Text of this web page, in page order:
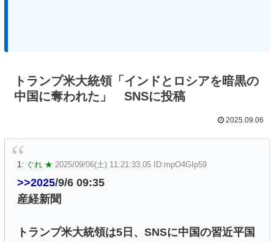
トランプ米大統領「インドとロシアを暗黒の
中国に奪われた」 SNSに投稿
2025.09.06
1: ぐれ ★ 2025/09/06(土) 11:21:33.05 ID:mpO4GIp59
>>2025/9/6 09:35
産経新聞
トランプ米大統領は5日、SNSに中国の習近平国